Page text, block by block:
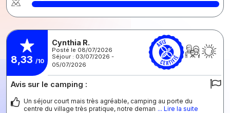
8,33 /10
Cynthia R.
Posté le 08/07/2026
Séjour : 03/07/2026 -
05/07/2026
Avis sur le camping :
Un séjour court mais très agréable, camping au porte du
centre du village très pratique, notre deman ... Lire la suite